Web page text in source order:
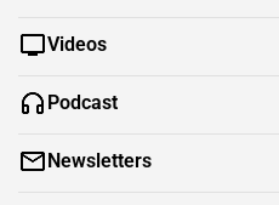
Videos
Podcast
Newsletters